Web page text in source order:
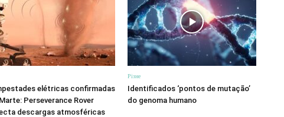
elétricas confirmadas
Perseverance Rover
descargas atmosféricas
Різне
Identificados ‘pontos de mutação’
do genoma humano